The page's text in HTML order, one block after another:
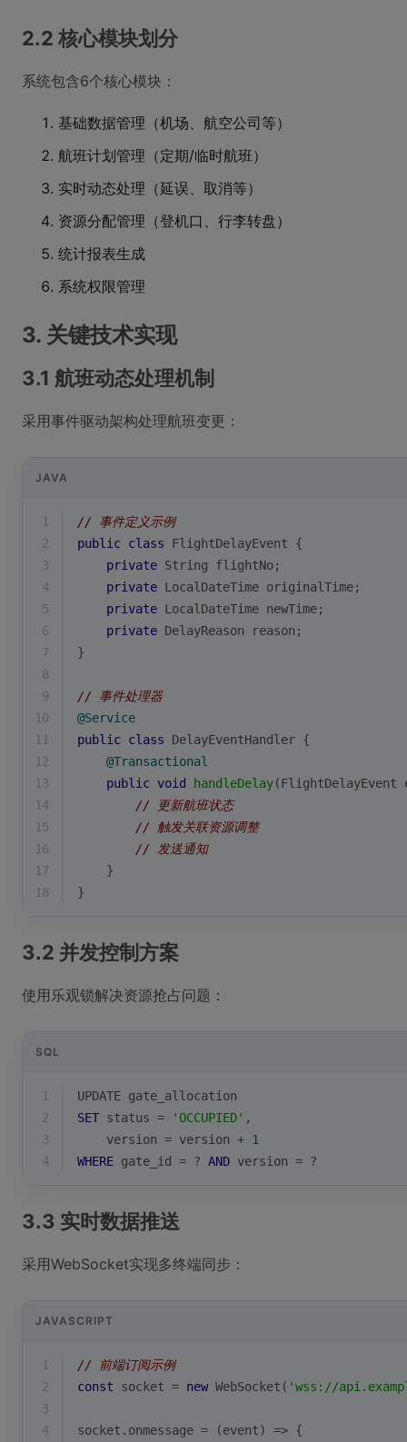
2.2 核心模块划分
系统包含6个核心模块：
基础数据管理（机场、航空公司等）
航班计划管理（定期/临时航班）
实时动态处理（延误、取消等）
资源分配管理（登机口、行李转盘）
统计报表生成
系统权限管理
3. 关键技术实现
3.1 航班动态处理机制
采用事件驱动架构处理航班变更：
JAVA
1
// 事件定义示例
2
public class FlightDelayEvent
{
3
private String flightNo;
4
private LocalDateTime originalTime;
5
private LocalDateTime newTime;
6
private DelayReason reason;
7
}
8
9
// 事件处理器
10
@Service
11
public class DelayEventHandler {
12
@Transactional
13
public void handleDelay(FlightDelayEvent
14
// 更新航班状态
15
// 触发关联资源调整
16
// 发送通知
17
    }
18
}
3.2 并发控制方案
使用乐观锁解决资源抢占问题：
SQL
1
UPDATE gate_allocation
2
SET status = 'OCCUPIED' ,
3
    version
= version + 1
4
WHERE gate_id = ? AND version = ?
3.3 实时数据推送
采用WebSocket实现多终端同步：
JAVASCRIPT
1
// 前端订阅示例
2
const socket = new WebSocket( 'wss://
3
4
socket.onmessage = (event) => {